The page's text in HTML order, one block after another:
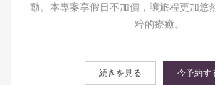
動。本專案享假日不加價，讓旅程更加悠
粹的療癒。
続きを見る 今予約す